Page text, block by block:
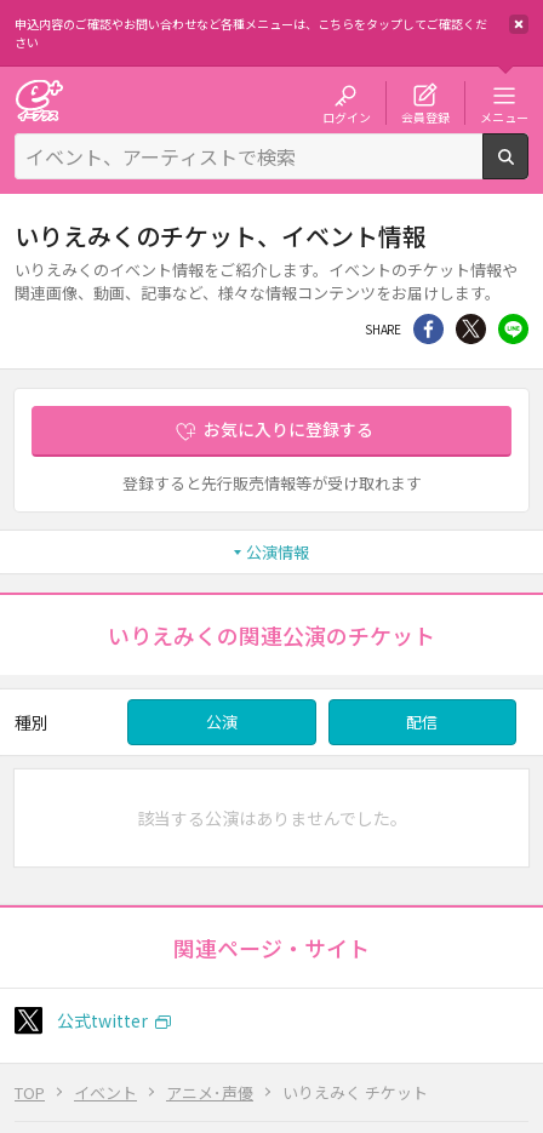
申込内容のご確認やお問い合わせなど各種メニューは、 こちらをタップしてご確認くだ
さい
ログイン 会員登録 メニュー
TOP イベント アニメ･声優 いりえみく チケット
いりえみくのチケット、イベント情報
いりえみくのイベント情報をご紹介します。イベントのチケット情報や
関連画像、動画、記事など、様々な情報コンテンツをお届けします。
SHARE シェア Twitter
お気に入りに登録する
登録すると先行販売情報等が受け取れます
公演情報
いりえみくの関連公演のチケット
種別 公演 配信
該当する公演はありませんでした。
関連ページ・サイト
公式twitter